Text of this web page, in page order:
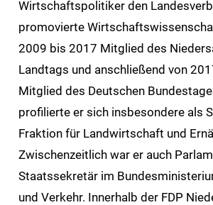
Wirtschaftspolitiker den
promovierte
2009 bis 2017 Mitglied des
Landtags und anschließend von
Mitglied des Deutschen
profilierte er sich insbesondere als
Fraktion für Landwirtschaft und
Zwischenzeitlich war er auch
Staatssekretär im
und Verkehr. Innerhalb der FDP